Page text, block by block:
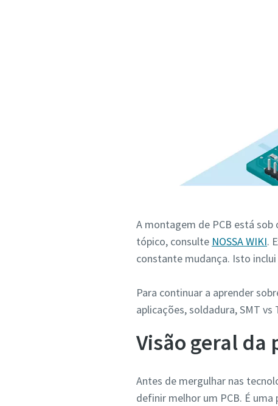
A montagem de PCB está sob
tópico, consulte NOSSA WIKI.
constante mudança. Isto
Para continuar a aprender
aplicações, soldadura, SMT
Visão geral da
Antes de mergulhar nas
definir melhor um PCB. É
País
Cidade
Código
O seu